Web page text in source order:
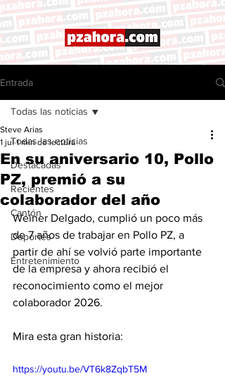
Entrada
Todas las noticias
Destacadas
Recientes
Cantón
Deportes
Entretenimiento
Todas las noticias
En su aniversario 10, Pollo
PZ, premió a su
colaborador del año
Steve Arias
1 jul 1 min de lectura
Weiner Delgado, cumplió un poco más
de 7 años de trabajar en Pollo PZ, a
partir de ahí se volvió parte importante
de la empresa y ahora recibió el
reconocimiento como el mejor
colaborador 2026.
Mira esta gran historia:
https://youtu.be/VT6k8ZqbT5M